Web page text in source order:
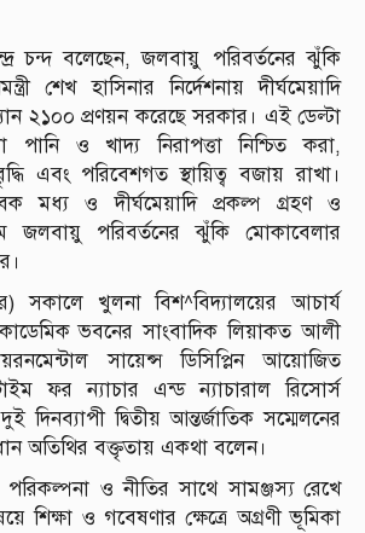
চন্দ বলেছেন, জলবায়ু পরিবর্তনের ঝুঁকি
শেখ হাসিনার নির্দেশনায় দীর্ঘমেয়াদি
২১০০ প্রণয়ন করেছে সরকার। এই ডেল্টা
পানি ও খাদ্য নিরাপত্তা নিশ্চিত করা,
এবং পরিবেশগত স্থায়িত্ব বজায় রাখা।
মধ্য ও দীর্ঘমেয়াদি প্রকল্প গ্রহণ ও
জলবায়ু পরিবর্তনের ঝুঁকি মোকাবেলার
সকালে খুলনা বিশ^বিদ্যালয়ের আচার্য
ভবনের সাংবাদিক লিয়াকত আলী
সায়েন্স ডিসিপ্লিন আয়োজিত
ফর ন্যাচার এন্ড ন্যাচারাল রিসোর্স
দিনব্যাপী দ্বিতীয় আন্তর্জাতিক সম্মেলনের
অতিথির বক্তৃতায় একথা বলেন।
পরিকল্পনা ও নীতির সাথে সামঞ্জস্য রেখে
শিক্ষা ও গবেষণার ক্ষেত্রে অগ্রণী ভূমিকা